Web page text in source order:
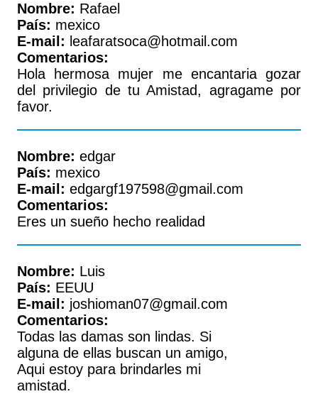
Nombre: Rafael
País: mexico
E-mail: leafaratsoca@hotmail.com
Comentarios:
Hola hermosa mujer me encantaria gozar
del privilegio de tu Amistad, agragame por
favor.
Nombre: edgar
País: mexico
E-mail: edgargf197598@gmail.com
Comentarios:
Eres un sueño hecho realidad
Nombre: Luis
País: EEUU
E-mail: joshioman07@gmail.com
Comentarios:
Todas las damas son lindas. Si
alguna de ellas buscan un amigo,
Aqui estoy para brindarles mi
amistad.